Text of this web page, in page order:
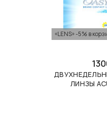
«LENS» -5% в
ЛИНЗЫ